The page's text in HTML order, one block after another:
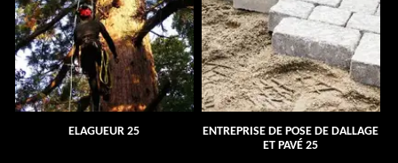
ELAGUEUR 25
ENTREPRISE DE POSE DE DALLAGE
ET PAVÉ 25